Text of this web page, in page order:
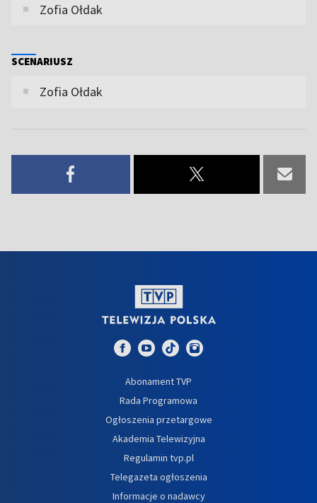
Zofia Ołdak
SCENARIUSZ
Zofia Ołdak
Abonament TVP
Rada Programowa
Ogłoszenia przetargowe
Akademia Telewizyjna
Regulamin tvp.pl
Telegazeta ogłoszenia
Informacje o nadawcy